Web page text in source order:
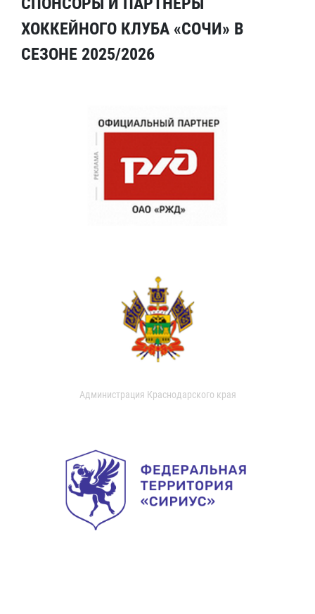
ХОККЕЙНОГО КЛУБА «СОЧИ» В
СЕЗОНЕ 2025/2026
Администрация Краснодарского края